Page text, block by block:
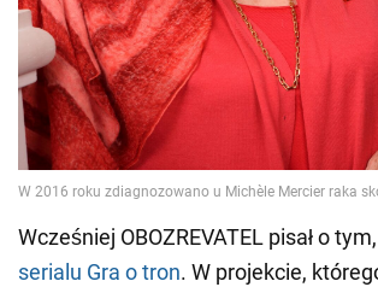
Wcześniej OBOZREVATEL pisał o
serialu Gra o tron. W projekcie,